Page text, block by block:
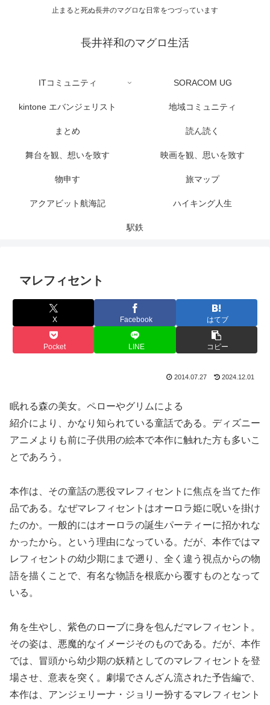
止まると死ぬ長井のマグロな日常をつづっています
長井祥和のマグロ生活
ITコミュニティ SORACOM UG
kintone エバンジェリスト 地域コミュニティ
まとめ 読ん読く
舞台を観、想いを致す 映画を観、思いを致す
物申す 旅マップ
アクアビット航海記 ハイキング人生
駅鉄
マレフィセント
X Facebook はてブ
Pocket LINE コピー
2014.07.27 2024.12.01
眠れる森の美女。ペローやグリムによる
紹介により、かなり知られている童話である。ディズニー
アニメよりも前に子供用の絵本で本作に触れた方も多いこ
とであろう。
本作は、その童話の悪役マレフィセントに焦点を当てた作
品である。なぜマレフィセントはオーロラ姫に呪いを掛け
たのか。一般的にはオーロラの誕生パーティーに招かれな
かったから。という理由になっている。だが、本作ではマ
レフィセントの幼少期にまで遡り、全く違う視点からの物
語を描くことで、有名な物語を根底から覆すものとなって
いる。
角を生やし、紫色のローブに身を包んだマレフィセント。
その姿は、悪魔的なイメージそのものである。だが、本作
では、冒頭から幼少期の妖精としてのマレフィセントを登
場させ、意表を突く。劇場でさんざん流された予告編で、
本作は、アンジェリーナ・ジョリー扮するマレフィセント